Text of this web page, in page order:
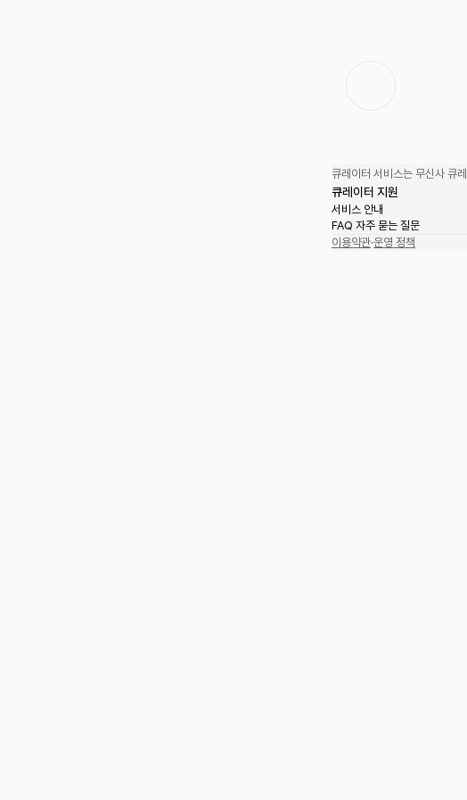
큐레이터 서비스는 무신사 큐
큐레이터 지원
서비스 안내
FAQ 자주 묻는 질문
이용약관·운영 정책